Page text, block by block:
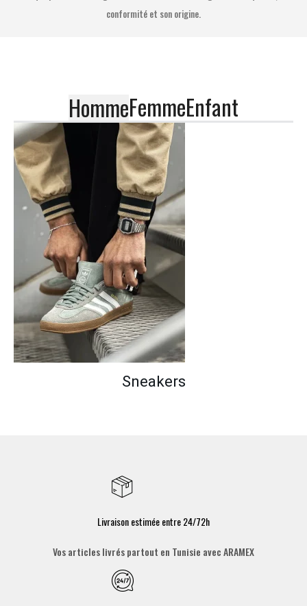
conformité et son origine.
HommeFemmeEnfant
Sneakers
Livraison estimée entre 24/72h
Vos articles livrés partout en Tunisie avec ARAMEX